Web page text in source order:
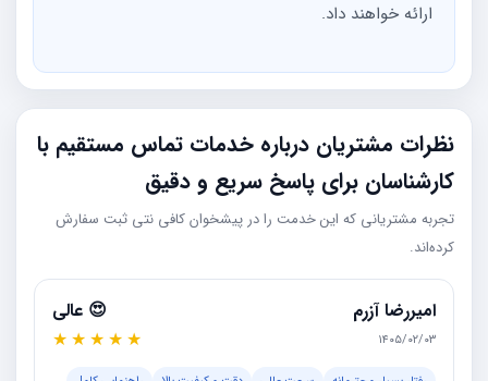
ارائه خواهند داد.
نظرات مشتریان درباره خدمات تماس مستقیم با
کارشناسان برای پاسخ سریع و دقیق
تجربه مشتریانی که این خدمت را در پیشخوان کافی نتی ثبت سفارش
کرده‌اند.
امیررضا آزرم
۱۴۰۵/۰۲/۰۳
😍 عالی
★
★
★
★
★